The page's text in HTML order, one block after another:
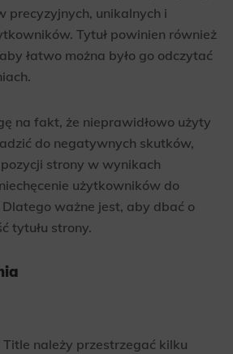
precyzyjnych, unikalnych i
Tytuł powinien również
łatwo można było go odczytać
na fakt, że nieprawidłowo użyty
do negatywnych skutków,
strony w wynikach
użytkowników do
ważne jest, aby dbać o
tytułu strony.
należy przestrzegać kilku